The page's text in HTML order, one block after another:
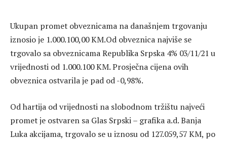
Ukupan promet obveznicama na današnjem trgovanju
iznosio je 1.000.100,00 KM.Od obveznica najviše se
trgovalo sa obveznicama Republika Srpska 4% 03/11/21 u
vrijednosti od 1.000.100 KM. Prosječna cijena ovih
obveznica ostvarila je pad od -0,98%.
Od hartija od vrijednosti na slobodnom tržištu najveći
promet je ostvaren sa Glas Srpski – grafika a.d. Banja
Luka akcijama, trgovalo se u iznosu od 127.059,57 KM, po